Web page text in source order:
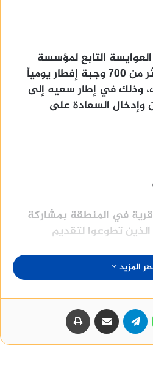
التابع لمؤسسة
(معانا يا رب) الخيرية، أكثر من 700 وجبة إفطار يومياً
وذلك في إطار سعيه إلى
وإدخال السعادة على
في المنطقة بمشاركة
تطوعوا لتقديم
لبيع العقارات مجانا
وجبات إفطار صحية ومتنوعة
الأسر الفقيرة على تلبية
المزيد